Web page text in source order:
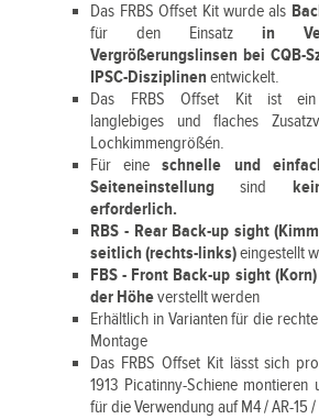
Das FRBS Offset Kit wurde als
für den Einsatz in
Vergrößerungslinsen bei CQB-
IPSC-Disziplinen entwickelt.
Das FRBS Offset Kit ist ein
langlebiges und flaches
Lochkimmengrößén.
Für eineschnelle und
Seiteneinstellung sind
erforderlich.
RBS - Rear Back-up sight
seitlich (rechts-links)eingestellt
FBS - Front Back-up sight
der Höheverstellt werden
Erhältlich in Varianten für die
Montage
Das FRBS Offset Kit lässt sich
1913 Picatinny-Schiene
für die Verwendung auf M4 / AR-15